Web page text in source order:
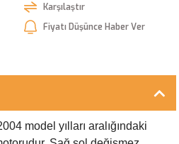
Karşılaştır
Fiyatı Düşünce Haber Ver
model yılları aralığındaki